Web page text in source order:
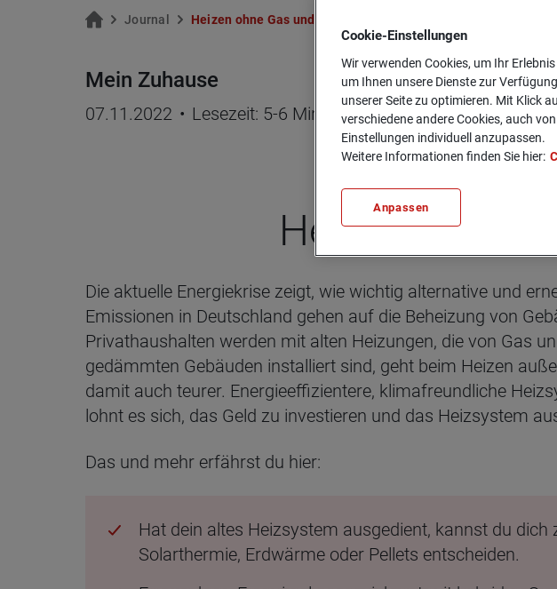
Jour­nal Hei­zen ohne Gas und Öl
Mein Zuhause
07.11.2022 • Lesezeit: 5-6 Minuten
Hei­zen:
Die aktuelle Energiekrise zeigt, wie wichtig alternative und
Emissionen in Deutschland gehen auf die Beheizung von
Privathaushalten werden mit alten Heizungen, die von Gas
gedämmten Gebäuden installiert sind, geht beim Heizen
damit auch teurer. Energieeffizientere, klimafreundliche
lohnt es sich, das Geld zu investieren und das Heizsystem
Das und mehr erfährst du hier:
Hat dein altes Heizsystem ausgedient, kannst du
Solarthermie, Erdwärme oder Pellets entscheiden.
Cookie-­Einstellungen
Wir verwenden Cookies, um Ihr
um Ihnen unsere Dienste zur
unserer Seite zu optimieren. Mit Klick
verschiedene andere Cookies, auch
Einstellungen individuell anzupassen.
Weitere Informationen finden Sie hier:
Anpassen